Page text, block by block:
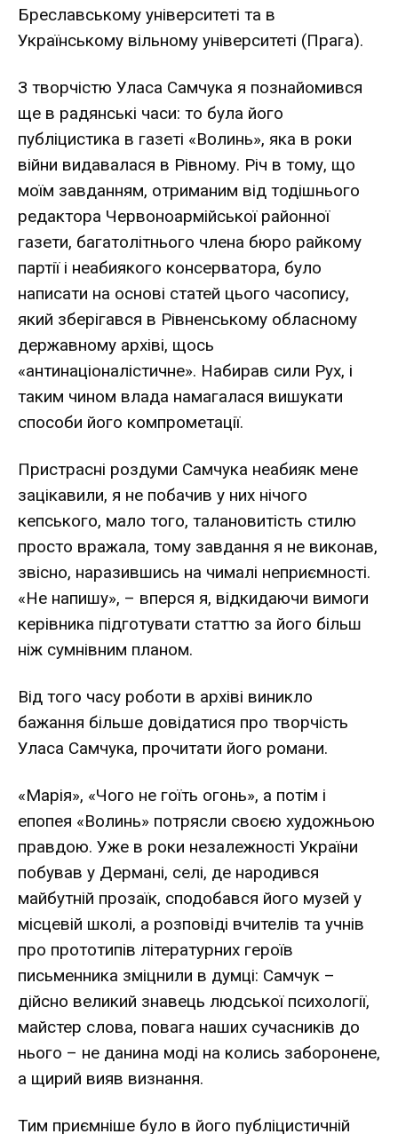
Бреславському університеті та в
Українському вільному університеті (Прага).
З творчістю Уласа Самчука я познайомився
ще в радянські часи: то була його
публіцистика в газеті «Волинь», яка в роки
війни видавалася в Рівному. Річ в тому, що
моїм завданням, отриманим від тодішнього
редактора Червоноармійської районної
газети, багатолітнього члена бюро райкому
партії і неабиякого консерватора, було
написати на основі статей цього часопису,
який зберігався в Рівненському обласному
державному архіві, щось
«антинаціоналістичне». Набирав сили Рух, і
таким чином влада намагалася вишукати
способи його компрометації.
Пристрасні роздуми Самчука неабияк мене
зацікавили, я не побачив у них нічого
кепського, мало того, талановитість стилю
просто вражала, тому завдання я не виконав,
звісно, наразившись на чималі неприємності.
«Не напишу», – вперся я, відкидаючи вимоги
керівника підготувати статтю за його більш
ніж сумнівним планом.
Від того часу роботи в архіві виникло
бажання більше довідатися про творчість
Уласа Самчука, прочитати його романи.
«Марія», «Чого не гоїть огонь», а потім і
епопея «Волинь» потрясли своєю художньою
правдою. Уже в роки незалежності України
побував у Дермані, селі, де народився
майбутній прозаїк, сподобався його музей у
місцевій школі, а розповіді вчителів та учнів
про прототипів літературних героїв
письменника зміцнили в думці: Самчук –
дійсно великий знавець людської психології,
майстер слова, повага наших сучасників до
нього – не данина моді на колись заборонене,
а щирий вияв визнання.
Тим приємніше було в його публіцистичній